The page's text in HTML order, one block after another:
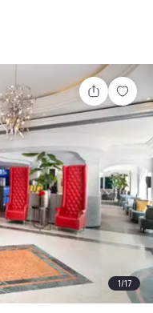
Partager
1/17